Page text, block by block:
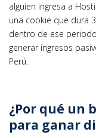
alguien ingresa a
una cookie que dura
dentro de ese
generar ingresos
Perú.
¿Por qué un
para ganar